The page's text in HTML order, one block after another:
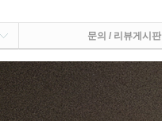
문의 / 리뷰게시판